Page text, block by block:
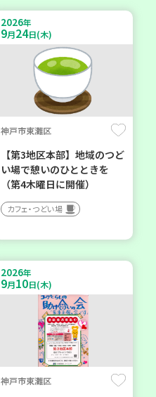
2026年
9月24日(木)
神戸市東灘区
【第3地区本部】地域のつど
い場で憩いのひとときを
（第4木曜日に開催）
カフェ・つどい場
2026年
9月10日(木)
神戸市東灘区